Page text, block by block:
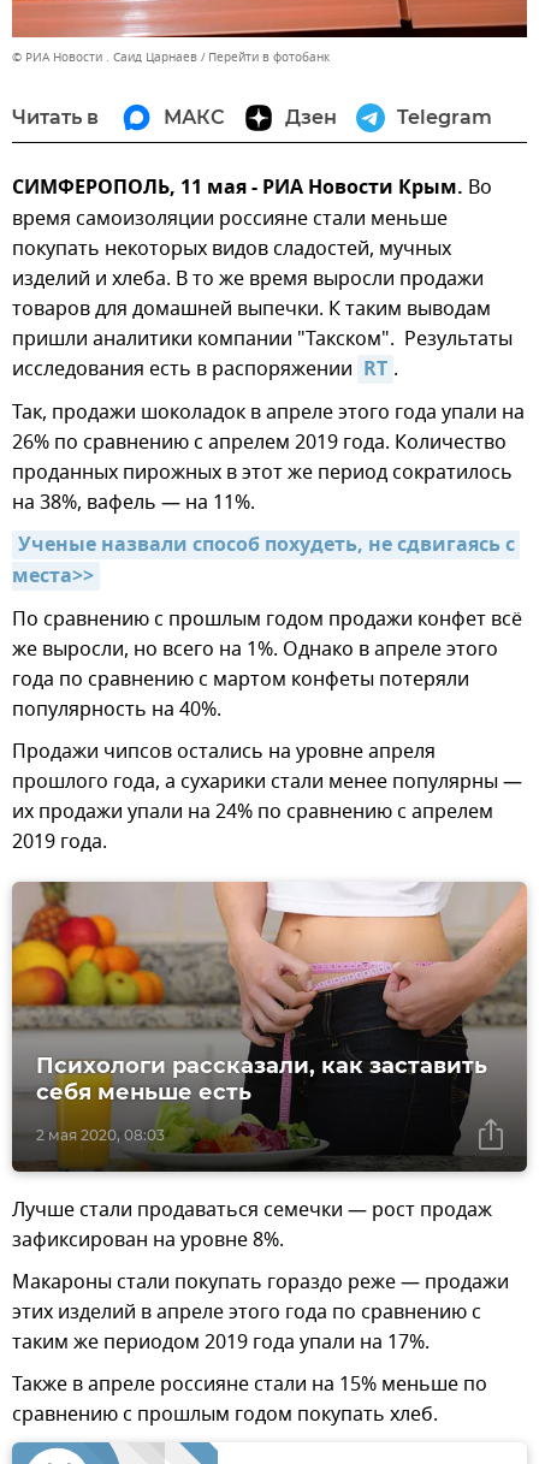
© РИА Новости . Саид Царнаев Перейти в фотобанк
Читать в МАКС Дзен Telegram
СИМФЕРОПОЛЬ, 11 мая - РИА Новости Крым. Во
время самоизоляции россияне стали меньше
покупать некоторых видов сладостей, мучных
изделий и хлеба. В то же время выросли продажи
товаров для домашней выпечки. К таким выводам
пришли аналитики компании "Такском". Результаты
исследования есть в распоряжении RT .
Так, продажи шоколадок в апреле этого года упали на
26% по сравнению с апрелем 2019 года. Количество
проданных пирожных в этот же период сократилось
на 38%, вафель — на 11%.
Ученые назвали способ похудеть, не сдвигаясь с
места>>
По сравнению с прошлым годом продажи конфет всё
же выросли, но всего на 1%. Однако в апреле этого
года по сравнению с мартом конфеты потеряли
популярность на 40%.
Продажи чипсов остались на уровне апреля
прошлого года, а сухарики стали менее популярны —
их продажи упали на 24% по сравнению с апрелем
2019 года.
2 мая 2020, 08:03
Психологи рассказали, как заставить
себя меньше есть
Лучше стали продаваться семечки — рост продаж
зафиксирован на уровне 8%.
Макароны стали покупать гораздо реже — продажи
этих изделий в апреле этого года по сравнению с
таким же периодом 2019 года упали на 17%.
Также в апреле россияне стали на 15% меньше по
сравнению с прошлым годом покупать хлеб.